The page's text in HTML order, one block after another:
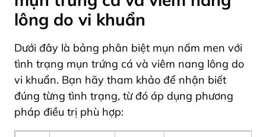
lông do vi khuẩn
Dưới đây là bảng phân biệt mụn nấm men với
tình trạng mụn trứng cá và viêm nang lông do
vi khuẩn. Bạn hãy tham khảo để nhận biết
đúng từng tình trạng, từ đó áp dụng phương
pháp điều trị phù hợp: